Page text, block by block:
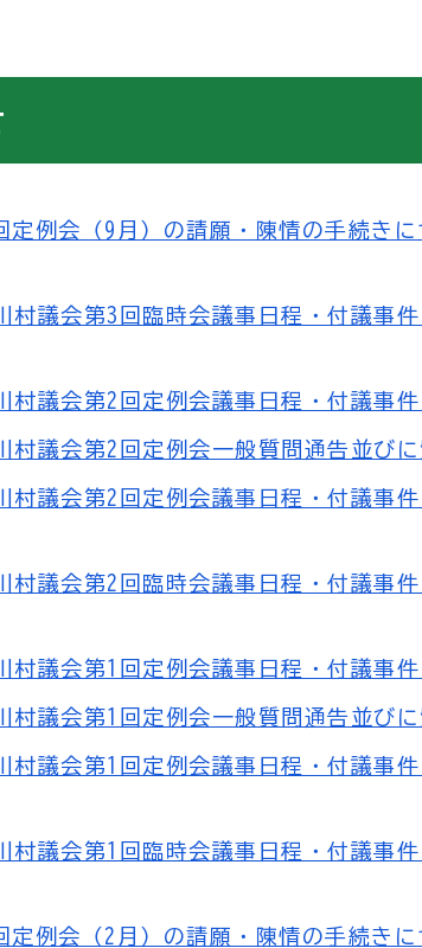
定例会（9月）の請願・陳情の手続きに
村議会第3回臨時会議事日程・付議事
村議会第2回定例会議事日程・付議事
村議会第2回定例会一般質問通告並び
村議会第2回定例会議事日程・付議事
村議会第2回臨時会議事日程・付議事
村議会第1回定例会議事日程・付議事
村議会第1回定例会一般質問通告並び
村議会第1回定例会議事日程・付議事
村議会第1回臨時会議事日程・付議事
定例会（2月）の請願・陳情の手続きに